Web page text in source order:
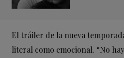
El tráiler de la nueva
literal como emocional. “No